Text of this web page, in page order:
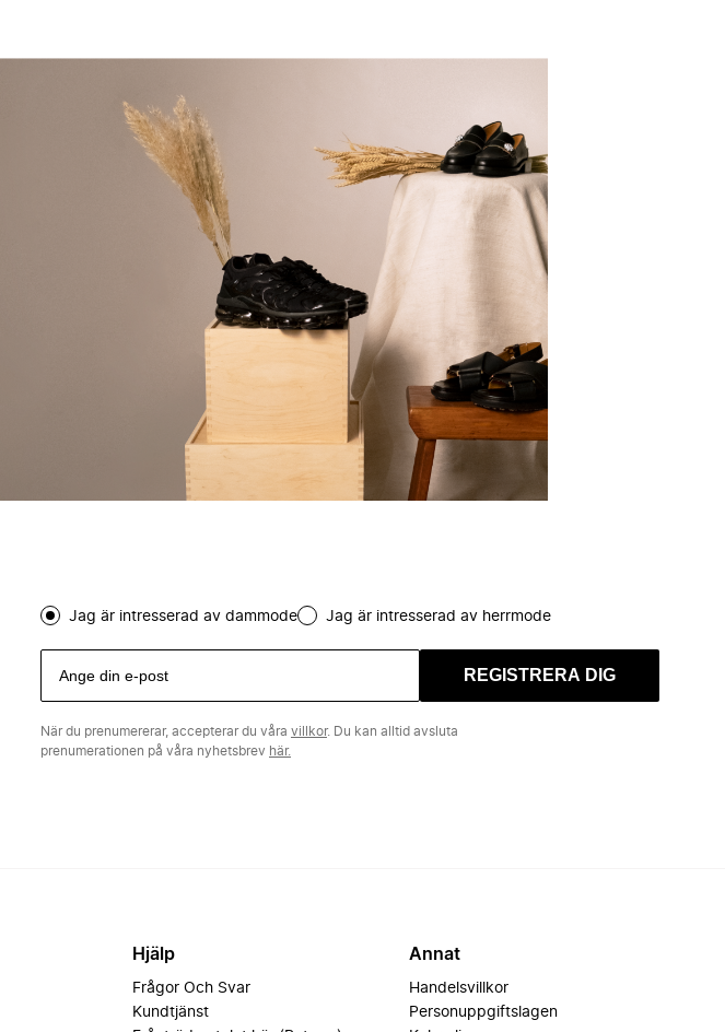
Jag är intresserad av dammode Jag är intresserad av herrmode
REGISTRERA DIG
När du prenumererar, accepterar du våra villkor. Du kan alltid avsluta
prenumerationen på våra nyhetsbrev här.
Hjälp
Frågor Och Svar
Kundtjänst
Annat
Handelsvillkor
Personuppgiftslagen